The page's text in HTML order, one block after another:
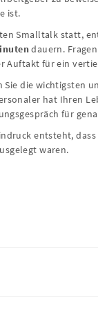
ist.
Smalltalk statt,
dauern.
für ein
Sie die wichtigsten
hat Ihren
für
entsteht,
waren.